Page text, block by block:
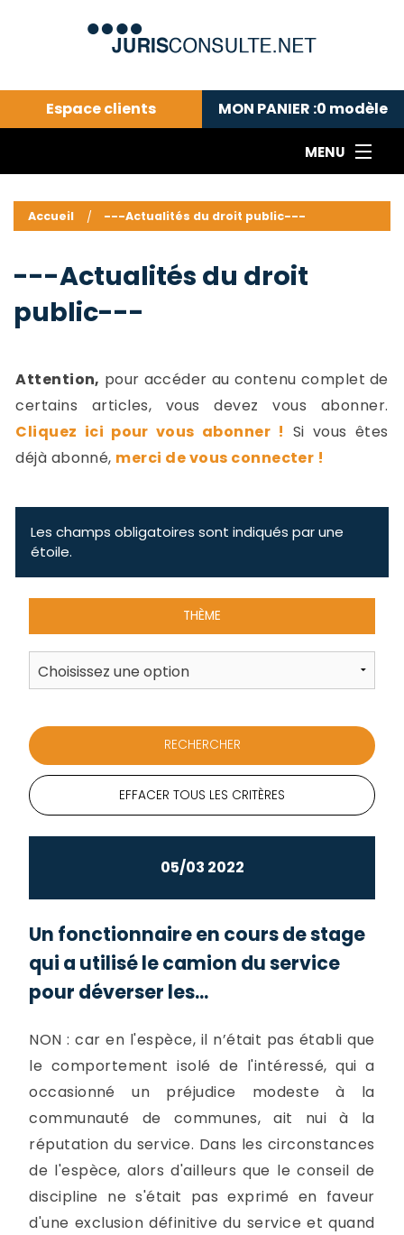
Espace clients MON PANIER :0 modèle
MENU
---Actualités du droit public---
Droit pénal---
Droit privé ---
Abonnement aux actualités
Accueil ---Actualités du droit public---
---Actualités du droit
public---
Attention, pour accéder au contenu complet de
certains articles, vous devez vous abonner.
Cliquez ici pour vous abonner ! Si vous êtes
déjà abonné, merci de vous connecter !
Les champs obligatoires sont indiqués par une
étoile.
THÈME
EFFACER TOUS LES CRITÈRES
05/03 2022
Un fonctionnaire en cours de stage
qui a utilisé le camion du service
pour déverser les...
NON : car en l'espèce, il n’était pas établi que
le comportement isolé de l'intéressé, qui a
occasionné un préjudice modeste à la
communauté de communes, ait nui à la
réputation du service. Dans les circonstances
de l'espèce, alors d'ailleurs que le conseil de
discipline ne s'était pas exprimé en faveur
d'une exclusion définitive du service et quand